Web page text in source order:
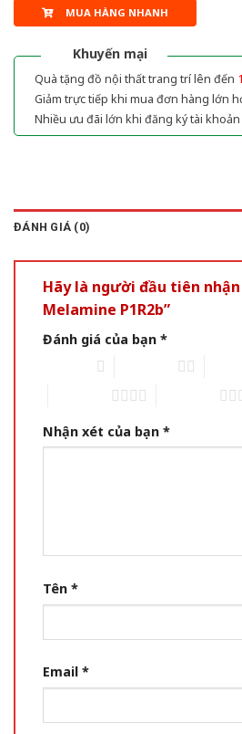
MUA HÀNG NHANH
Khuyến mại
Quà tặng đồ nội thất trang trí lên đến
Giảm trực tiếp khi mua đơn hàng lớn
Nhiều ưu đãi lớn khi đăng ký tài
ĐÁNH GIÁ (0)
Hãy là người đầu tiên nhận
Melamine P1R2b”
Đánh giá của bạn *
Nhận xét của bạn *
Tên *
Email *